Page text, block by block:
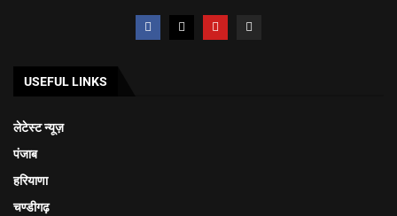
USEFUL LINKS
लेटेस्ट न्यूज़
पंजाब
हरियाणा
चण्डीगढ़